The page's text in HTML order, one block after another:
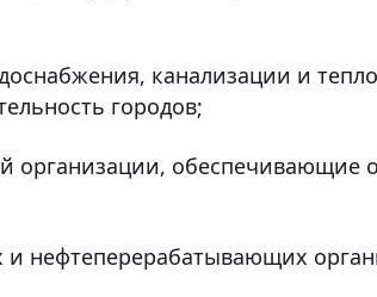
канализации и
городов;
организации, обеспечивающие
нефтеперерабатывающих